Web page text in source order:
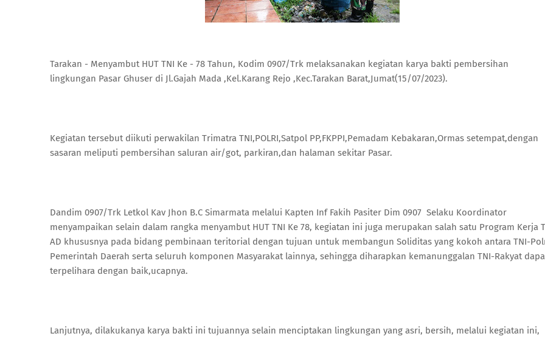
Tarakan - Menyambut HUT TNI Ke - 78 Tahun, Kodim 0907/Trk melaksanakan kegiatan karya bakti pembersihan
lingkungan Pasar Ghuser di Jl.Gajah Mada ,Kel.Karang Rejo ,Kec.Tarakan Barat,Jumat(15/07/2023).
Kegiatan tersebut diikuti perwakilan Trimatra TNI,POLRI,Satpol PP,FKPPI,Pemadam Kebakaran,Ormas setempat,dengan
sasaran meliputi pembersihan saluran air/got, parkiran,dan halaman sekitar Pasar.
Dandim 0907/Trk Letkol Kav Jhon B.C Simarmata melalui Kapten Inf Fakih Pasiter Dim 0907 Selaku Koordinator
menyampaikan selain dalam rangka menyambut HUT TNI Ke 78, kegiatan ini juga merupakan salah satu Program Kerja
AD khususnya pada bidang pembinaan teritorial dengan tujuan untuk membangun Soliditas yang kokoh antara TNI-
Pemerintah Daerah serta seluruh komponen Masyarakat lainnya, sehingga diharapkan kemanunggalan TNI-Rakyat
terpelihara dengan baik,ucapnya.
Lanjutnya, dilakukanya karya bakti ini tujuannya selain menciptakan lingkungan yang asri, bersih, melalui kegiatan ini,